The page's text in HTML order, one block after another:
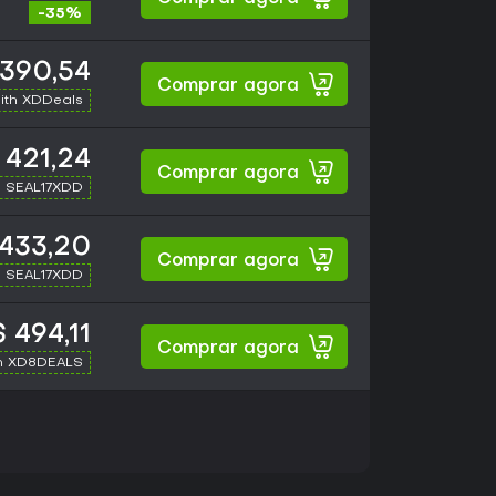
-35%
XDDeals
Comprar agora
Comprar agora
Comprar agora
494,11
Comprar agora